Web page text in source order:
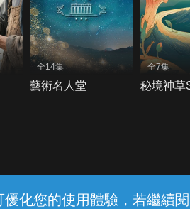
化您的使用體驗，若繼續
全14集
藝術名人堂
全7集
秘境神草
線上客服 服務條款